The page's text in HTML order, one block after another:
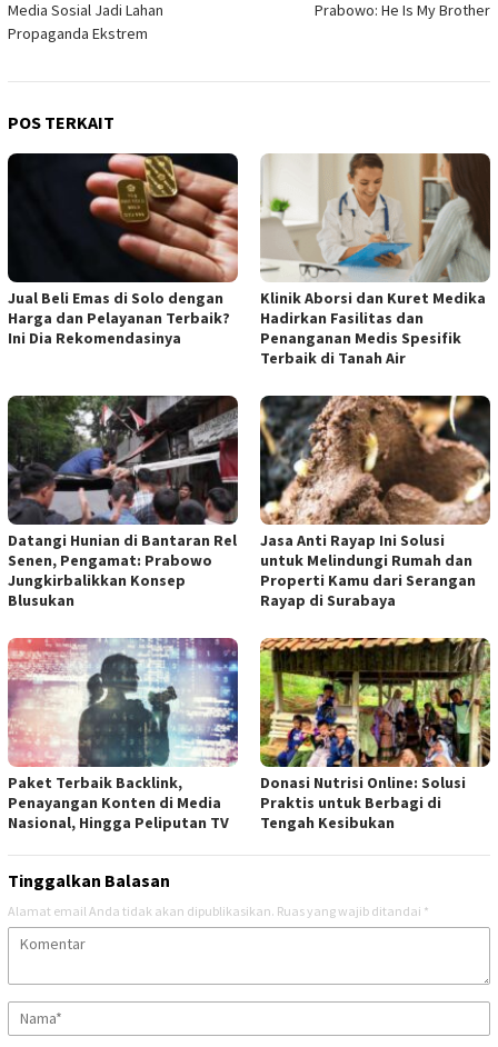
Media Sosial Jadi Lahan
Propaganda Ekstrem
Prabowo: He Is My Brother
POS TERKAIT
Jual Beli Emas di Solo dengan
Harga dan Pelayanan Terbaik?
Ini Dia Rekomendasinya
Klinik Aborsi dan Kuret Medika
Hadirkan Fasilitas dan
Penanganan Medis Spesifik
Terbaik di Tanah Air
Datangi Hunian di Bantaran Rel
Senen, Pengamat: Prabowo
Jungkirbalikkan Konsep
Blusukan
Jasa Anti Rayap Ini Solusi
untuk Melindungi Rumah dan
Properti Kamu dari Serangan
Rayap di Surabaya
Paket Terbaik Backlink,
Penayangan Konten di Media
Nasional, Hingga Peliputan TV
Donasi Nutrisi Online: Solusi
Praktis untuk Berbagi di
Tengah Kesibukan
Tinggalkan Balasan
Alamat email Anda tidak akan dipublikasikan. Ruas yang wajib ditandai *